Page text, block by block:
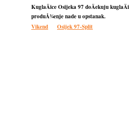
KuglaÄice Osijeka 97 doÄekuju
produÅ¾enje nade u opstanak.
Vikend
Osijek 97-Split